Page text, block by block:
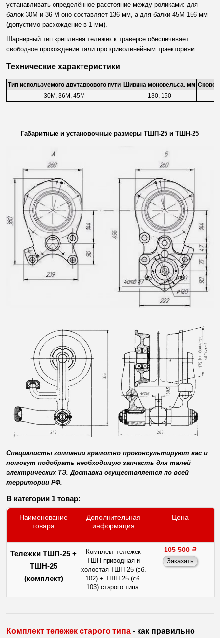
устанавливать определённое расстояние между роликами: для
балок 30М и 36 М оно составляет 136 мм, а для балки 45М 156 мм
(допустимо расхождение в 1 мм).
Шарнирный тип крепления тележек к траверсе обеспечивает
свободное прохождение тали про криволинейным траекториям.
Технические характеристики
Тип используемого двутаврового пути Ширина монорельса, мм
30М, 36М, 45М
130, 150
Габаритные и установочные размеры ТШП-25 и ТШН-25
Специалисты компании грамотно проконсультируют вас и
помогут подобрать необходимую запчасть для талей
электрических ТЭ. Доставка осуществляется по всей
территории РФ.
В категории 1 товар:
Наименование
товара
Дополнительная
информация
Цена
Тележки ТШП-25 +
ТШН-25
(комплект)
Комплект тележек
ТШН приводная и
холостая ТШП-25 (сб.
102) + ТШН-25 (сб.
103) старого типа.
105 500 a
Комплект тележек старого типа - как правильно